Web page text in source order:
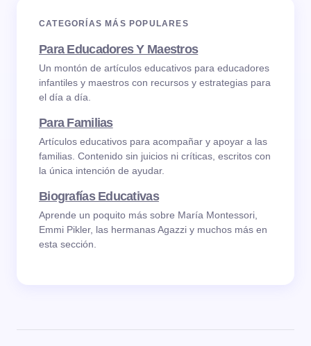
CATEGORÍAS MÁS POPULARES
Para Educadores Y Maestros
Un montón de artículos educativos para educadores
infantiles y maestros con recursos y estrategias para
el día a día.
Para Familias
Artículos educativos para acompañar y apoyar a las
familias. Contenido sin juicios ni críticas, escritos con
la única intención de ayudar.
Biografías Educativas
Aprende un poquito más sobre María Montessori,
Emmi Pikler, las hermanas Agazzi y muchos más en
esta sección.